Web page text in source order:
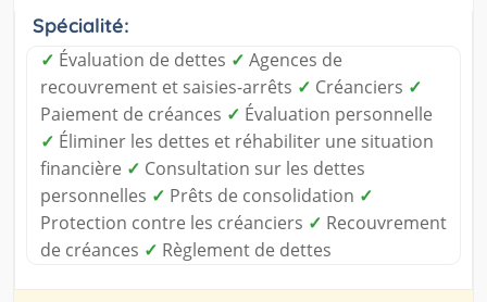
Spécialité:
✓ Évaluation de dettes ✓ Agences de
recouvrement et saisies-arrêts ✓ Créanciers ✓
Paiement de créances ✓ Évaluation personnelle
✓ Éliminer les dettes et réhabiliter une situation
financière ✓ Consultation sur les dettes
personnelles ✓ Prêts de consolidation ✓
Protection contre les créanciers ✓ Recouvrement
de créances ✓ Règlement de dettes